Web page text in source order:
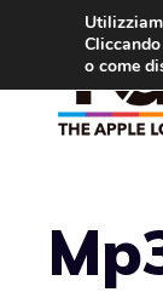
contenuto
o come